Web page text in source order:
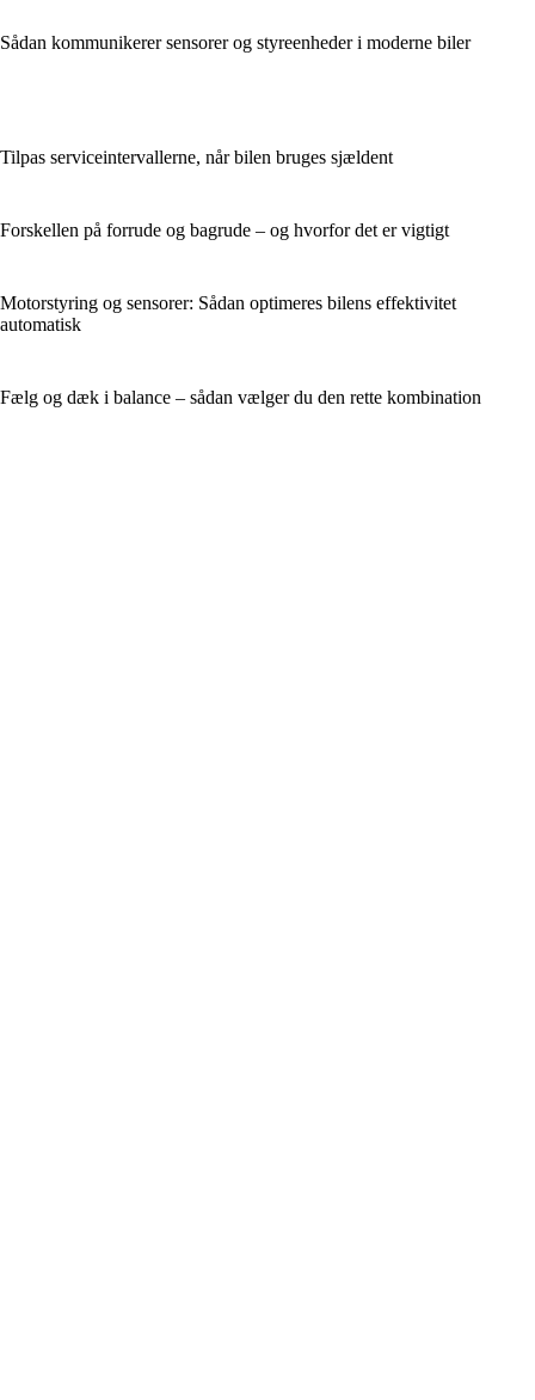
Sådan kommunikerer sensorer og styreenheder i moderne biler
Tilpas serviceintervallerne, når bilen bruges sjældent
Forskellen på forrude og bagrude – og hvorfor det er vigtigt
Motorstyring og sensorer: Sådan optimeres bilens effektivitet
automatisk
Fælg og dæk i balance – sådan vælger du den rette kombination